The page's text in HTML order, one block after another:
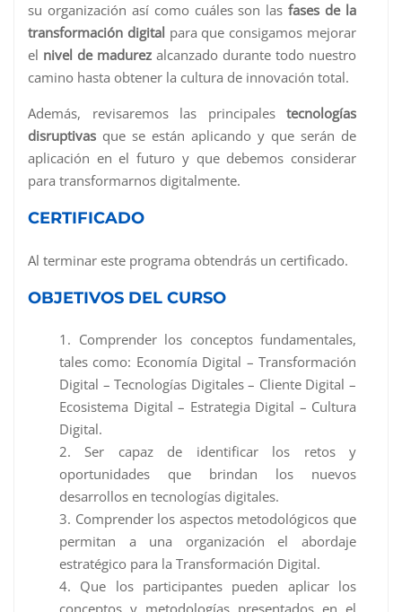
su organización así como cuáles son lasfases de la
transformación digital para que consigamos mejorar
el nivel de madurez alcanzado durante todo nuestro
camino hasta obtener la cultura de innovación total.
Además, revisaremos las principales tecnologías
disruptivas que se están aplicando y que serán de
aplicación en el futuro y que debemos considerar
para transformarnos digitalmente.
CERTIFICADO
Al terminar este programa obtendrás un certificado.
OBJETIVOS DEL CURSO
Comprender los conceptos fundamentales,
tales como: Economía Digital – Transformación
Digital – Tecnologías Digitales – Cliente Digital –
Ecosistema Digital – Estrategia Digital – Cultura
Digital.
Ser capaz de identificar los retos y
oportunidades que brindan los nuevos
desarrollos en tecnologías digitales.
Comprender los aspectos metodológicos que
permitan a una organización el abordaje
estratégico para la Transformación Digital.
Que los participantes pueden aplicar los
conceptos y metodologías presentados en el